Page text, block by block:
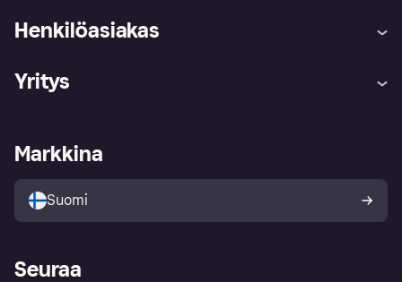
Henkilöasiakas
Ohje
Kirjaudu sisään
Tutustu kauppoihin
Ostajan turva
Yritys
Kirjaudu sisään yrityksenä
Markkina
Suomi
Seuraa